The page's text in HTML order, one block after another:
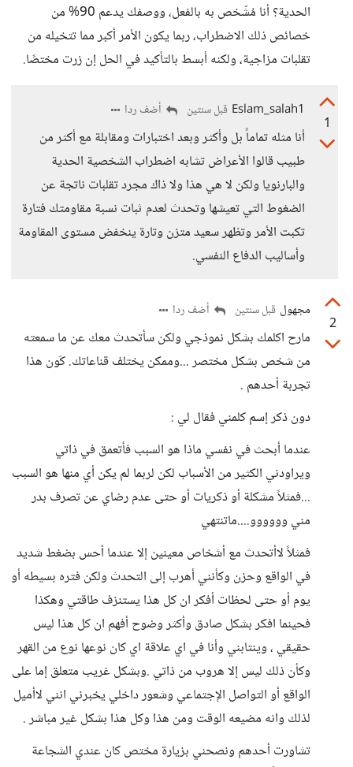
الحدية؟ أنا مُشّخص به بالفعل، ووصفك يدعم 90% من
خصائص ذلك الاضطراب، ربما يكون الأمر أكبر مما تتخيله من
تقلبات مزاجية، ولكنه أبسط بالتأكيد في الحل إن زرت مختصًا.
1
Eslam_salah1 قبل سنتين أضف ردا
أنا مثله تماماً بل وأكثر وبعد اختبارات ومقابلة مع أكثر من
طبيب قالوا الأعراض تشابه اضطراب الشخصية الحدية
والبارنويا ولكن لا هي هذا ولا ذاك مجرد تقلبات ناتجة عن
الضغوط التي تعيشها وتحدث لعدم ثبات نسبة مقاومتك فتارة
تكبت الأمر وتظهر سعيد متزن وتارة ينخفض مستوى المقاومة
وأساليب الدفاع النفسي.
2
مجهول قبل سنتين أضف ردا
مارح اكلمك بشكل نموذجي ولكن سأتحدث معك عن ما سمعته
من شخص بشكل مختصر ...وممكن يختلف قناعاتك. كَون هذا
تجربة أحدهم .
دون ذكر إسم كلمني فقال لي :
عندما أبحث في نفسي ماذا هو السبب فأتعمق في ذاتي
ويراودني الكثير من الأسباب لكن لربما لم يكن أي منها هو السبب
...فمثلاً مشكلة أو ذكريات أو حتى عدم رضاي عن تصرف بدر
مني وووووو....ماتنتهي
فمثلاً لاأتحدث مع أشخاص معينين إلا عندما أحس بضغط شديد
في الواقع وحزن وكأنني أهرب إلى التحدث ولكن فتره بسيطه أو
يوم أو حتى لحظات أفكر ان كل هذا يستنزف طاقتي وهكذا
فحينما افكر بشكل صادق وأكثر وضوح أفهم ان كل هذا ليس
حقيقي ، وينتابني وأنا في اي علاقة اي كان نوعها نوع من القهر
وكأن ذلك ليس إلا هروب من ذاتي .وبشكل غريب متعلق إما على
الواقع أو التواصل الإجتماعي وشعور داخلي يخبرني انني لاأميل
لذلك وانه مضيعه الوقت ومن هذا وكل هذا بشكل غير مباشر .
تشاورت أحدهم ونصحني بزيارة مختص كان عندي الشجاعة